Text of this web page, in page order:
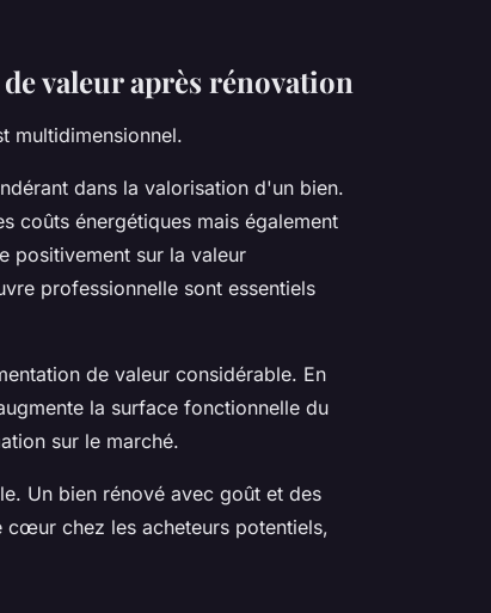
valeur après rénovation
multidimensionnel.
dans la valorisation d'un bien.
coûts énergétiques mais également
positivement sur la valeur
professionnelle sont essentiels
de valeur considérable. En
la surface fonctionnelle du
sur le marché.
Un bien rénové avec goût et des
chez les acheteurs potentiels,